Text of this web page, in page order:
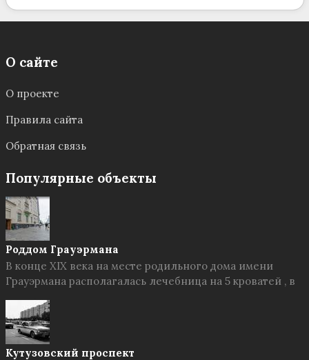
О сайте
О проекте
Правила сайта
Обратная связь
Популярные объекты
Роддом Грауэрмана
В конце XIX века на месте родильного дома имени
Грауэрмана располагалась лечебница на 5 кроватей , в
Кутузовский проспект